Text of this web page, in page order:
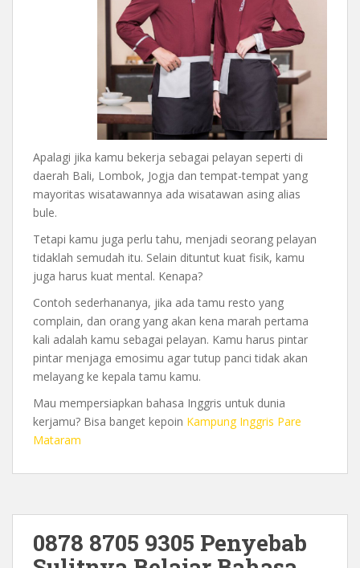
Apalagi jika kamu bekerja sebagai pelayan seperti di
daerah Bali, Lombok, Jogja dan tempat-tempat yang
mayoritas wisatawannya ada wisatawan asing alias
bule.
Tetapi kamu juga perlu tahu, menjadi seorang pelayan
tidaklah semudah itu. Selain dituntut kuat fisik, kamu
juga harus kuat mental. Kenapa?
Contoh sederhananya, jika ada tamu resto yang
complain, dan orang yang akan kena marah pertama
kali adalah kamu sebagai pelayan. Kamu harus pintar
pintar menjaga emosimu agar tutup panci tidak akan
melayang ke kepala tamu kamu.
Mau mempersiapkan bahasa Inggris untuk dunia
kerjamu? Bisa banget kepoin Kampung Inggris Pare
Mataram
0878 8705 9305 Penyebab